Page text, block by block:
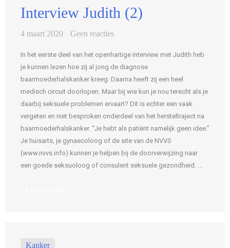
Interview Judith (2)
4 maart 2020 Geen reacties
In het eerste deel van het openhartige interview met Judith heb
je kunnen lezen hoe zij al jong de diagnose
baarmoederhalskanker kreeg. Daarna heeft zij een heel
medisch circuit doorlopen. Maar bij wie kun je nou terecht als je
daarbij seksuele problemen ervaart? Dit is echter een vaak
vergeten en niet besproken onderdeel van het hersteltraject na
baarmoederhalskanker. “Je hebt als patiënt namelijk geen idee.”
Je huisarts, je gynaecoloog of de site van de NVVS
(www.nvvs.info) kunnen je helpen bij de doorverwijzing naar
een goede seksuoloog of consulent seksuele gezondheid. ...
Kanker